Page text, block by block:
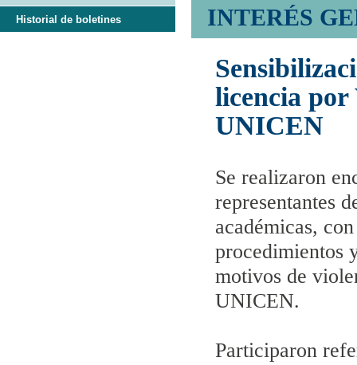
INTERÉS
licencia por
UNICEN
Se realizaron
representantes
académicas,
procedimientos
motivos de
UNICEN.
Participaron
Historial de boletines